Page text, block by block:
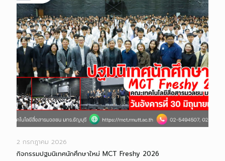
2 กรกฎาคม 2026
กิจกรรมปฐมนิเทศนักศึกษาใหม่ MCT Freshy 2026